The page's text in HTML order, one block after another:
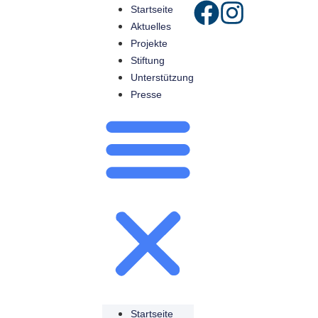
Startseite
Aktuelles
Projekte
Stiftung
Unterstützung
Presse
Startseite